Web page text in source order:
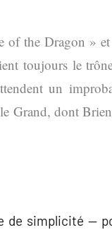
of the Dragon »
toujours le
un
Grand, dont
de simplicité —